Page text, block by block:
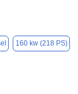
160 kw (218 PS)